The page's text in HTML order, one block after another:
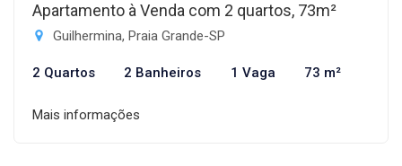
Apartamento à Venda com 2 quartos, 73m²
Guilhermina, Praia Grande-SP
2 Quartos 2 Banheiros 1 Vaga 73 m²
Mais informações